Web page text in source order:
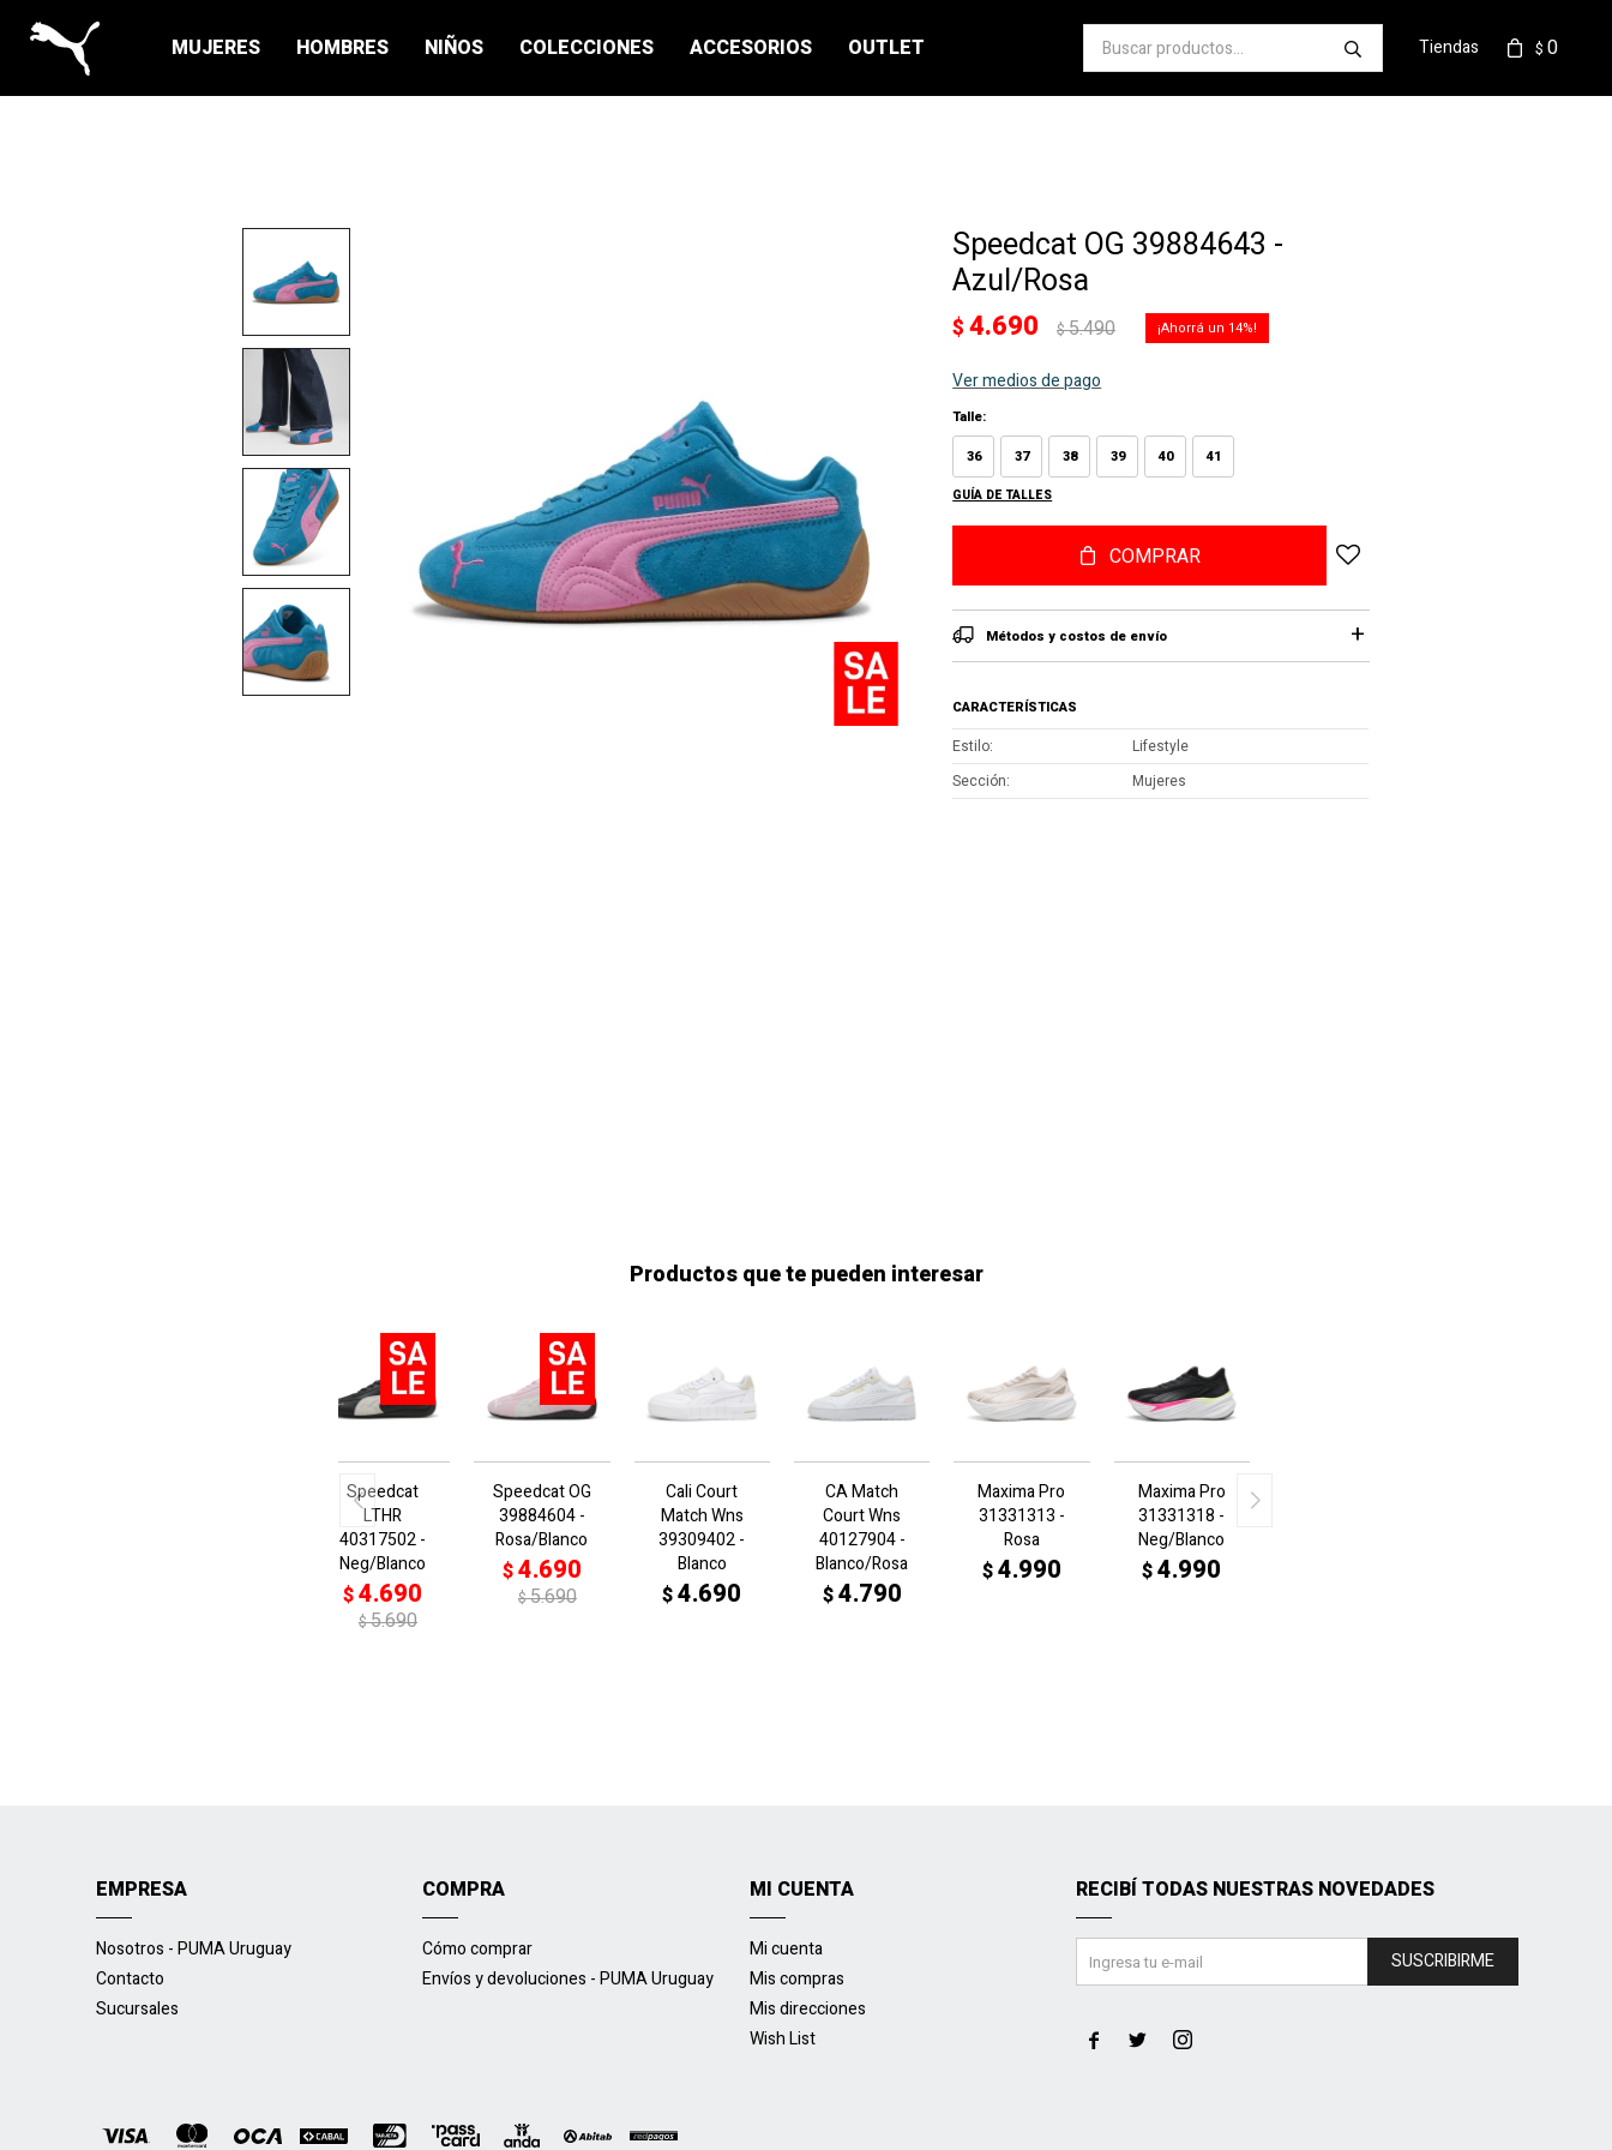
MUJERES HOMBRES NIÑOS COLECCIONES ACCESORIOS OUTLET $ 0
Tiendas
Speedcat OG 39884643 -
Azul/Rosa
$ 4.690 $5.490 14
Ver medios de pago
Talle:
36
37 38 39 40 41
GUÍA DE TALLES
COMPRAR
Métodos y costos de envío
CARACTERÍSTICAS
Estilo
Lifestyle
Sección
Mujeres
Productos que te pueden interesar
Speedcat
LTHR
40317502 -
Neg/Blanco
$4.690
$5.690
Speedcat OG
39884604 -
Rosa/Blanco
$4.690
$5.690
Cali Court
Match Wns
39309402 -
Blanco
$4.690
CA Match
Court Wns
40127904 -
Blanco/Rosa
$4.790
Maxima Pro
31331313 -
Rosa
$4.990
Maxima Pro
31331318 -
Neg/Blanco
$4.990
EMPRESA
Nosotros - PUMA Uruguay
Contacto
Sucursales
COMPRA
Cómo comprar
Envíos y devoluciones - PUMA Uruguay
MI CUENTA
Mi cuenta
Mis compras
Mis direcciones
Wish List
RECIBÍ TODAS NUESTRAS NOVEDADES
SUSCRIBIRME
  